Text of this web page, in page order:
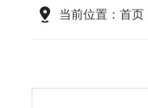
当前位置： 首页